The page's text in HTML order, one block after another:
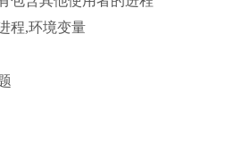
程,环境变量